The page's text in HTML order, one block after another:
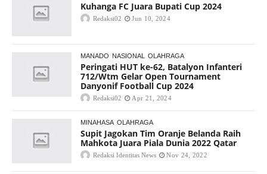
Kuhanga FC Juara Bupati Cup 2024
Redaksi02 Jun 10, 2024
MANADO NASIONAL OLAHRAGA
Peringati HUT ke-62, Batalyon Infanteri
712/Wtm Gelar Open Tournament
Danyonif Football Cup 2024
Redaksi02 Apr 21, 2024
MINAHASA OLAHRAGA
Supit Jagokan Tim Oranje Belanda Raih
Mahkota Juara Piala Dunia 2022 Qatar
Redaksi Identitas News Nov 24, 2022